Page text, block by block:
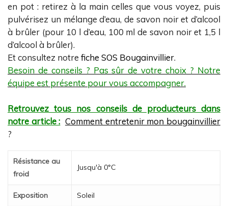
en pot : retirez à la main celles que vous voyez, puis
pulvérisez un mélange d’eau, de savon noir et d’alcool
à brûler (pour 10 l d’eau, 100 ml de savon noir et 1,5 l
d’alcool à brûler).
Et consultez notre fiche SOS Bougainvillier.
Besoin de conseils ? Pas sûr de votre choix ? Notre
équipe est présente pour vous accompagner.
Retrouvez tous nos conseils de producteurs dans
notre article : Comment entretenir mon bougainvillier
?
Résistance au
froid
Jusqu'à 0°C
Exposition Soleil